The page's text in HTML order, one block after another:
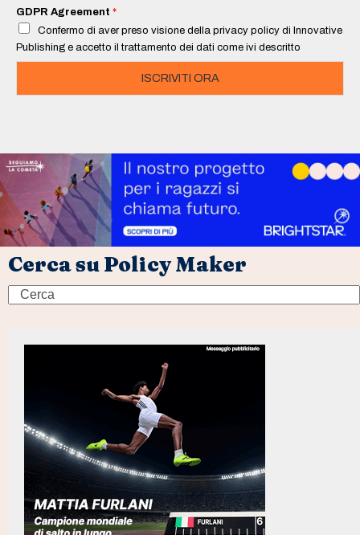
i
*
GDPR Agreement *
Confermo di aver preso visione della privacy policy di Innovative
Publishing e accetto il trattamento dei dati come ivi descritto
ISCRIVITI ORA
Cerca su Policy Maker
Search